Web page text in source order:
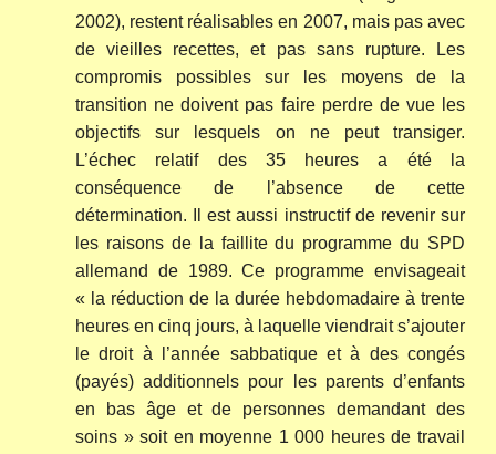
2002), restent réalisables en 2007, mais pas avec
de vieilles recettes, et pas sans rupture. Les
compromis possibles sur les moyens de la
transition ne doivent pas faire perdre de vue les
objectifs sur lesquels on ne peut transiger.
L’échec relatif des 35 heures a été la
conséquence de l’absence de cette
détermination. Il est aussi instructif de revenir sur
les raisons de la faillite du programme du SPD
allemand de 1989. Ce programme envisageait
« la réduction de la durée hebdomadaire à trente
heures en cinq jours, à laquelle viendrait s’ajouter
le droit à l’année sabbatique et à des congés
(payés) additionnels pour les parents d’enfants
en bas âge et de personnes demandant des
soins » soit en moyenne 1 000 heures de travail